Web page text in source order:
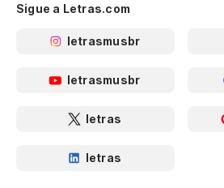
Sigue a Letras.com
letrasmusbr
letrasmusbr
letras
letras